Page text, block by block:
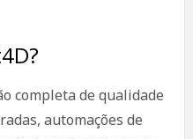
completa de qualidade
automações de